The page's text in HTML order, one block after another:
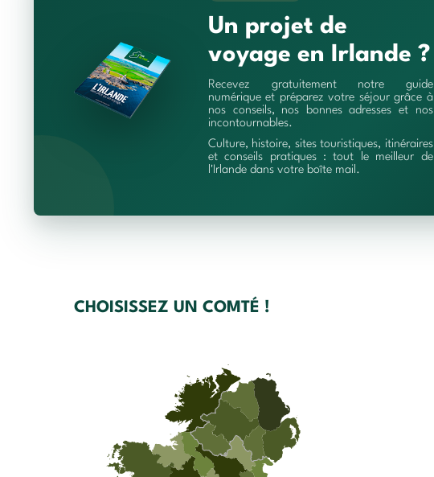
Un projet de
voyage en Irlande ?
Recevez gratuitement notre guide
numérique et préparez votre séjour grâce à
nos conseils, nos bonnes adresses et nos
incontournables.
Culture, histoire, sites touristiques, itinéraires
et conseils pratiques : tout le meilleur de
l'Irlande dans votre boîte mail.
CHOISISSEZ UN COMTÉ !